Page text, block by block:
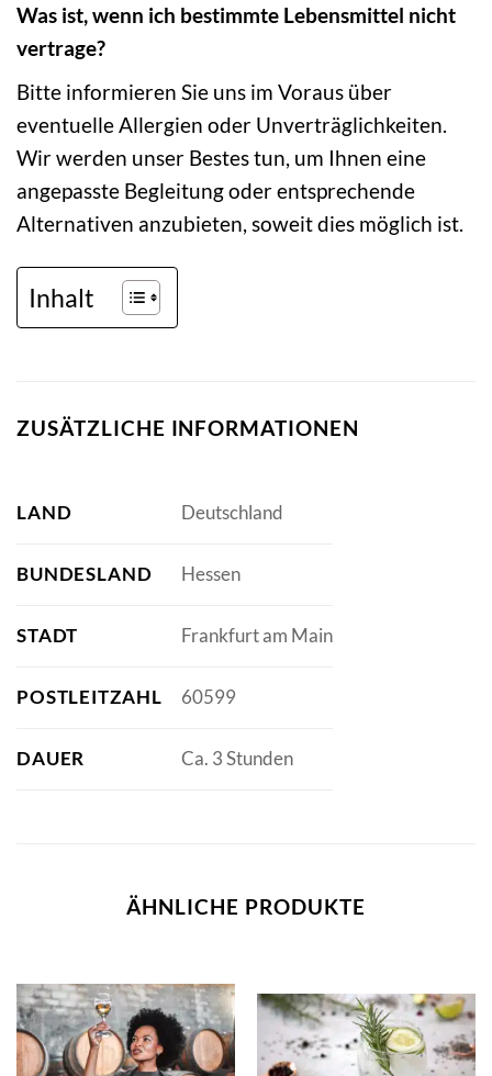
Was ist, wenn ich bestimmte Lebensmittel nicht
vertrage?
Bitte informieren Sie uns im Voraus über
eventuelle Allergien oder Unverträglichkeiten.
Wir werden unser Bestes tun, um Ihnen eine
angepasste Begleitung oder entsprechende
Alternativen anzubieten, soweit dies möglich ist.
Inhalt
ZUSÄTZLICHE INFORMATIONEN
LAND Deutschland
BUNDESLAND Hessen
STADT Frankfurt am Main
POSTLEITZAHL 60599
DAUER Ca. 3 Stunden
ÄHNLICHE PRODUKTE